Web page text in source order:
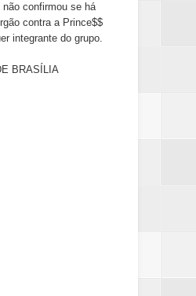
confirmou se há
contra a Prince$$
integrante do grupo.
BRASÍLIA